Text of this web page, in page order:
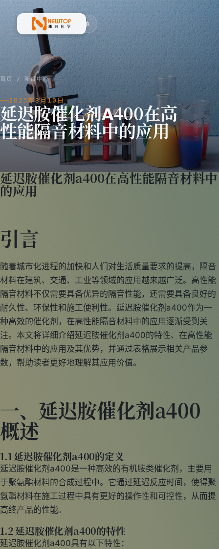
新典化学材料(上海)有限公司
菜单
首页 / 新闻中心
2025年3月10日
延迟胺催化剂A400在高
性能隔音材料中的应用
延迟胺催化剂a400在高性能隔音材料中
的应用
引言
随着城市化进程的加快和人们对生活质量要求的提高，隔音
材料在建筑、交通、工业等领域的应用越来越广泛。高性能
隔音材料不仅需要具备优异的隔音性能，还需要具备良好的
耐久性、环保性和施工便利性。延迟胺催化剂a400作为一
种高效的催化剂，在高性能隔音材料中的应用逐渐受到关
注。本文将详细介绍延迟胺催化剂a400的特性、在高性能
隔音材料中的应用及其优势，并通过表格展示相关产品参
数，帮助读者更好地理解其应用价值。
一、延迟胺催化剂a400
概述
1.1 延迟胺催化剂a400的定义
延迟胺催化剂a400是一种高效的有机胺类催化剂，主要用
于聚氨酯材料的合成过程中。它通过延迟反应时间，使得聚
氨酯材料在施工过程中具有更好的操作性和可控性，从而提
高终产品的性能。
1.2 延迟胺催化剂a400的特性
延迟胺催化剂a400具有以下特性：